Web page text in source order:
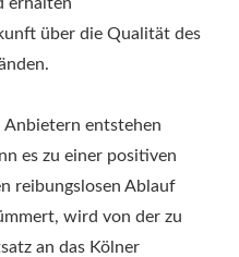
über die Qualität des
Anbietern entstehen
es zu einer positiven
reibungslosen Ablauf
wird von der zu
an das Kölner